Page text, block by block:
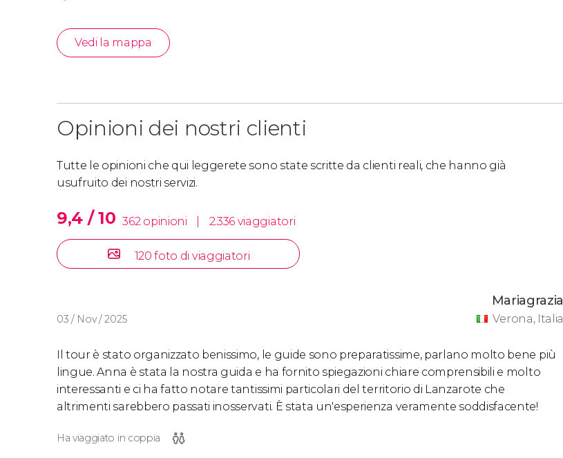
Vedi la mappa
Opinioni dei nostri clienti
Tutte le opinioni che qui leggerete sono state scritte da clienti reali, che hanno già
usufruito dei nostri servizi.
9,4 / 10 362 opinioni 2.336 viaggiatori
120 foto di viaggiatori
03 / Nov / 2025
Mariagrazia
Verona, Italia
Il tour è stato organizzato benissimo, le guide sono preparatissime, parlano molto bene più
lingue. Anna è stata la nostra guida e ha fornito spiegazioni chiare comprensibili e molto
interessanti e ci ha fatto notare tantissimi particolari del territorio di Lanzarote che
altrimenti sarebbero passati inosservati. È stata un'esperienza veramente soddisfacente!
Ha viaggiato in coppia